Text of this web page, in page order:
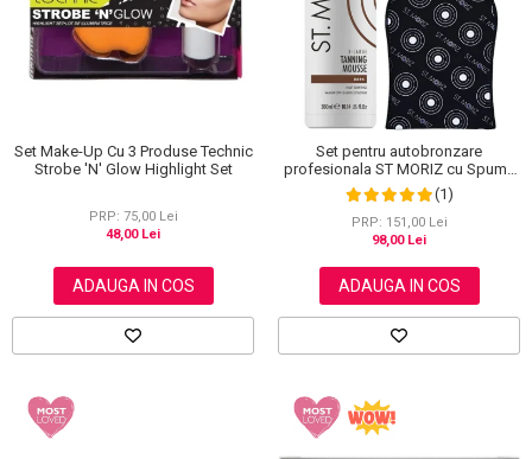
Set Make-Up Cu 3 Produse Technic
Strobe 'N' Glow Highlight Set
PRP: 75,00 Lei
48,00 Lei
ADAUGA IN COS
Set pentru autobronzare
profesionala ST MORIZ cu Spuma
Dark XL si Manusa
(1)
PRP: 151,00 Lei
98,00 Lei
ADAUGA IN COS